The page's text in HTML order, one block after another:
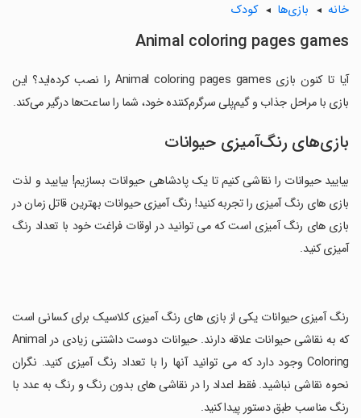
خانه بازی‌ها کودک
Animal coloring pages games
آیا تا کنون بازی Animal coloring pages games را نصب کرده‌اید؟ این
بازی با مراحل جذاب و گیم‌پلی سرگرم‌کننده خود، شما را ساعت‌ها درگیر می‌کند.
بازی‌های رنگ‌آمیزی حیوانات
بیایید حیوانات را نقاشی کنیم تا یک پادشاهی حیوانات بسازیم! بیایید و لذت
بازی های رنگ آمیزی را تجربه کنید! رنگ آمیزی حیوانات بهترین قاتل زمان در
بازی های رنگ آمیزی است که می توانید در اوقات فراغت خود با تعداد رنگ
آمیزی کنید.
‏رنگ آمیزی حیوانات یکی از بازی های رنگ آمیزی کلاسیک برای کسانی است
که به نقاشی حیوانات علاقه دارند. حیوانات دوست داشتنی زیادی در Animal
Coloring وجود دارد که می توانید آنها را با تعداد رنگ آمیزی کنید. نگران
نحوه نقاشی نباشید. فقط اعداد را در نقاشی های بدون رنگ و رنگ به عدد با
رنگ مناسب طبق دستور پیدا کنید.